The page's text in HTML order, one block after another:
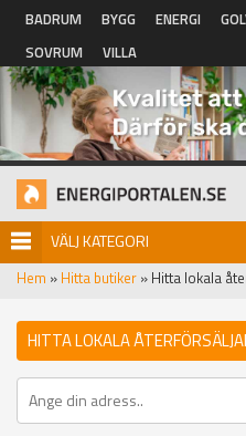
Hoppa till huvudinnehåll
BADRUM BYGG ENERGI
SOVRUM
VILLA
VÄLJ KATEGORI
Hem » Hitta butiker » Hitta lokala
HITTA LOKALA